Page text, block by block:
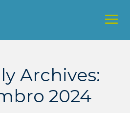
Archives:
2024